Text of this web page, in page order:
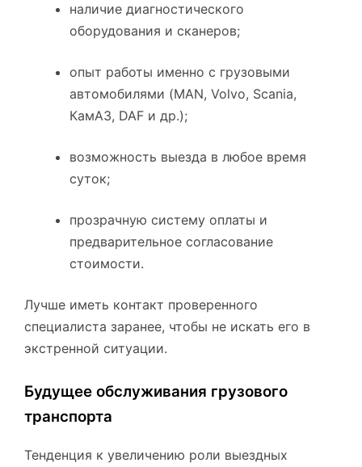
наличие диагностического
оборудования и сканеров;
опыт работы именно с грузовыми
автомобилями (MAN, Volvo, Scania,
КамАЗ, DAF и др.);
возможность выезда в любое время
суток;
прозрачную систему оплаты и
предварительное согласование
стоимости.
Лучше иметь контакт проверенного
специалиста заранее, чтобы не искать его в
экстренной ситуации.
Будущее обслуживания грузового
транспорта
Тенденция к увеличению роли выездных